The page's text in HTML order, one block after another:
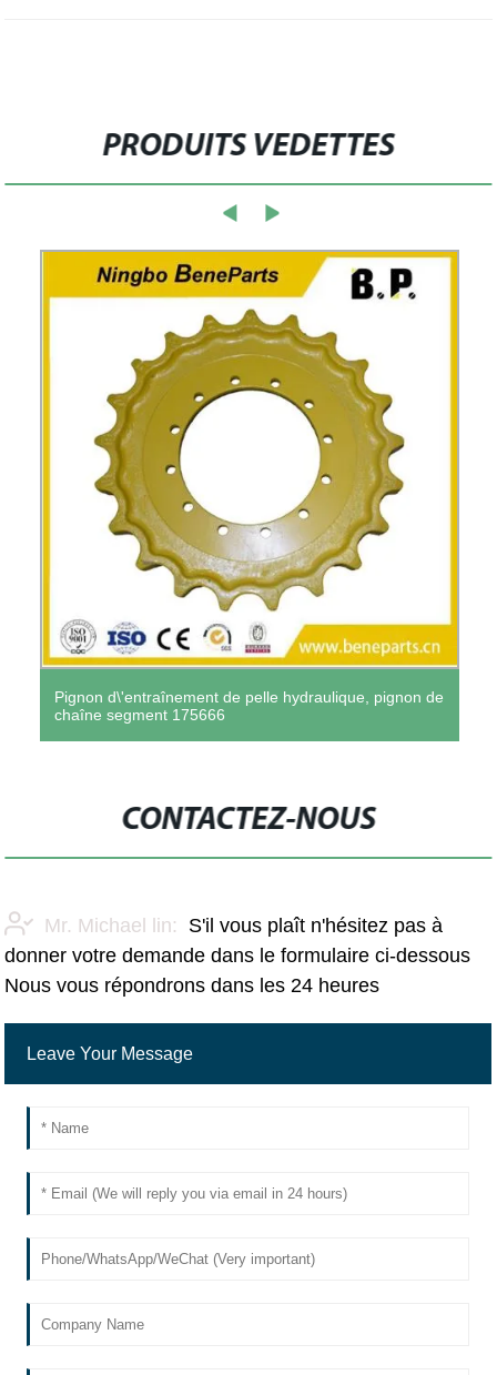
PRODUITS VEDETTES
Pignon d\'entraînement de pelle hydraulique, pignon de
chaîne segment 175666
CONTACTEZ-NOUS
Mr. Michael lin:
S'il vous plaît n'hésitez pas à
donner votre demande dans le formulaire ci-dessous
Nous vous répondrons dans les 24 heures